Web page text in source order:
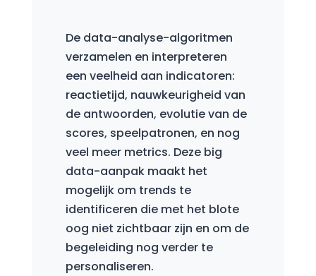
De data-analyse-algoritmen
verzamelen en interpreteren
een veelheid aan indicatoren:
reactietijd, nauwkeurigheid van
de antwoorden, evolutie van de
scores, speelpatronen, en nog
veel meer metrics. Deze big
data-aanpak maakt het
mogelijk om trends te
identificeren die met het blote
oog niet zichtbaar zijn en om de
begeleiding nog verder te
personaliseren.